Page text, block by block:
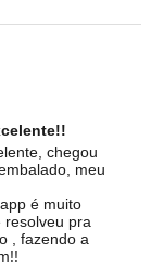
chegou
meu
é muito
resolveu pra
, fazendo a